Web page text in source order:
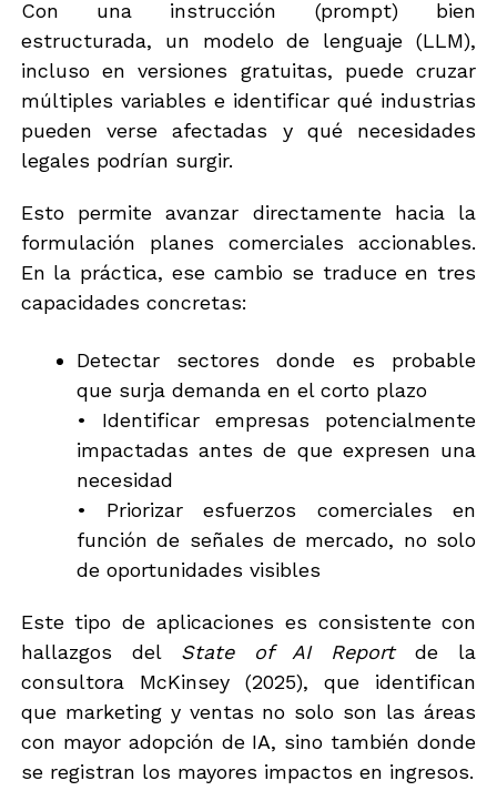
Con una instrucción (prompt) bien
estructurada, un modelo de lenguaje (LLM),
incluso en versiones gratuitas, puede cruzar
múltiples variables e identificar qué industrias
pueden verse afectadas y qué necesidades
legales podrían surgir.
Esto permite avanzar directamente hacia la
formulación planes comerciales accionables.
En la práctica, ese cambio se traduce en tres
capacidades concretas:
Detectar sectores donde es probable
que surja demanda en el corto plazo
• Identificar empresas potencialmente
impactadas antes de que expresen una
necesidad
• Priorizar esfuerzos comerciales en
función de señales de mercado, no solo
de oportunidades visibles
Este tipo de aplicaciones es consistente con
hallazgos del State of AI Reportde la
consultora McKinsey (2025), que identifican
que marketing y ventas no solo son las áreas
con mayor adopción de IA, sino también donde
se registran los mayores impactos en ingresos.